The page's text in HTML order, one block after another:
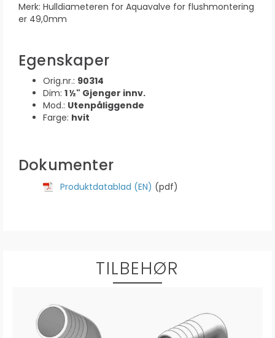
Merk: Hulldiameteren for Aquavalve for flushmontering
er 49,0mm
Egenskaper
Orig.nr.: 90314
Dim: 1 ½" Gjenger innv.
Mod.: Utenpåliggende
Farge: hvit
Dokumenter
Produktdatablad (EN) (pdf)
TILBEHØR